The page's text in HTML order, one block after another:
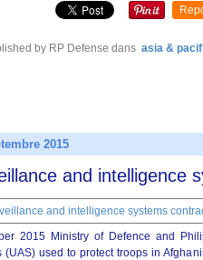
by RP Defense dans asia &
2015
and intelligence
2015 Ministry of Defence and
(UAS) used to protect troops in